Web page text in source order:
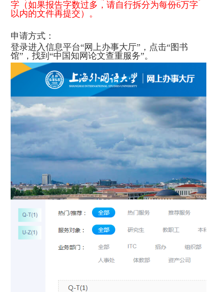
字（如果报告字数过多，请自行拆分为每份6万字
以内的文件再提交）。
申请方式：
登录进入信息平台“网上办事大厅”，点击“图书
馆”，找到“中国知网论文查重服务”。